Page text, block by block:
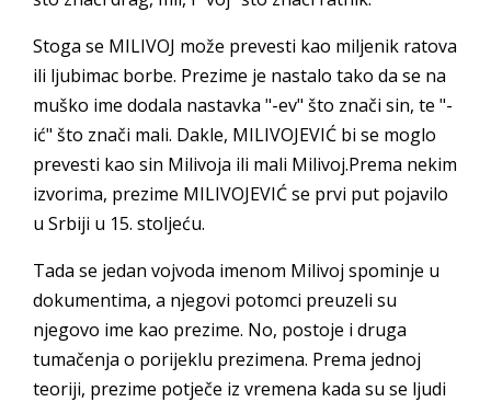
Stoga se MILIVOJ može prevesti kao miljenik ratova
ili ljubimac borbe. Prezime je nastalo tako da se na
muško ime dodala nastavka "-ev" što znači sin, te "-
ić" što znači mali. Dakle, MILIVOJEVIĆ bi se moglo
prevesti kao sin Milivoja ili mali Milivoj.Prema nekim
izvorima, prezime MILIVOJEVIĆ se prvi put pojavilo
u Srbiji u 15. stoljeću.
Tada se jedan vojvoda imenom Milivoj spominje u
dokumentima, a njegovi potomci preuzeli su
njegovo ime kao prezime. No, postoje i druga
tumačenja o porijeklu prezimena. Prema jednoj
teoriji, prezime potječe iz vremena kada su se ljudi